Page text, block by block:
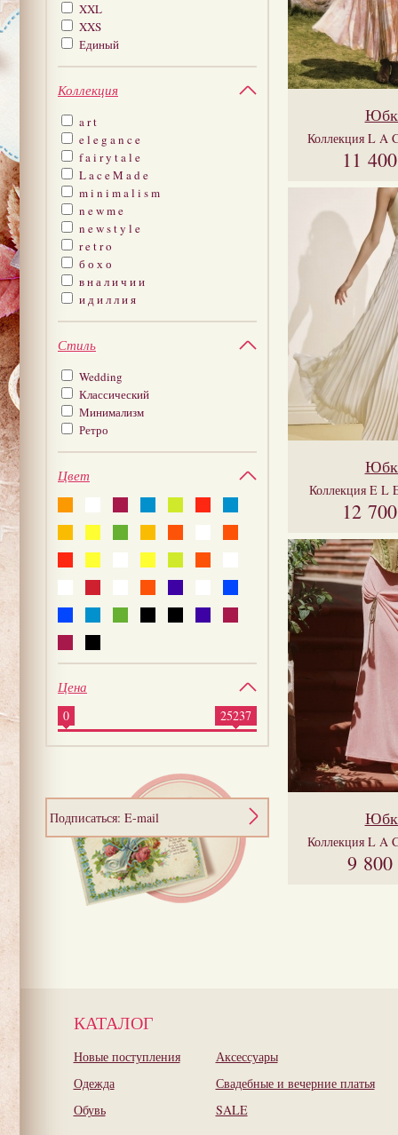
XXL
XXS
Единый
Коллекция
a r t
e l e g a n c e
f a i r y t a l e
L a c e M a d e
m i n i m a l i s m
n e w m e
n e w s t y l e
r e t r o
б о х о
в н а л и ч и и
и д и л л и я
Стиль
Wedding
Классический
Минимализм
Ретро
Цвет
Цена
0 25237
Подписаться: E-mail
Коллекция L A
11
Коллекция E L
12
Коллекция L A
9 800
КАТАЛОГ
Новые поступления
Одежда
Обувь
Аксессуары
Свадебные и вечерние платья
SALE